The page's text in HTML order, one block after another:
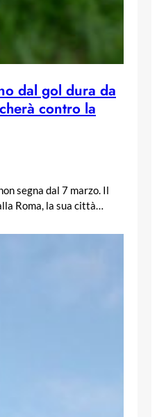
dal gol dura da
contro la
segna dal 7 marzo. Il
Roma, la sua città…